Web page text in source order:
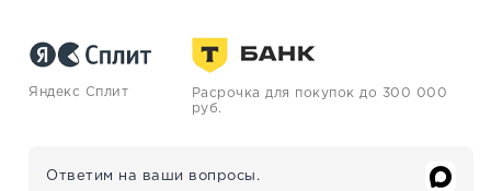
Яндекс Сплит
Расрочка для покупок до 300 000
руб.
Ответим на ваши вопросы.